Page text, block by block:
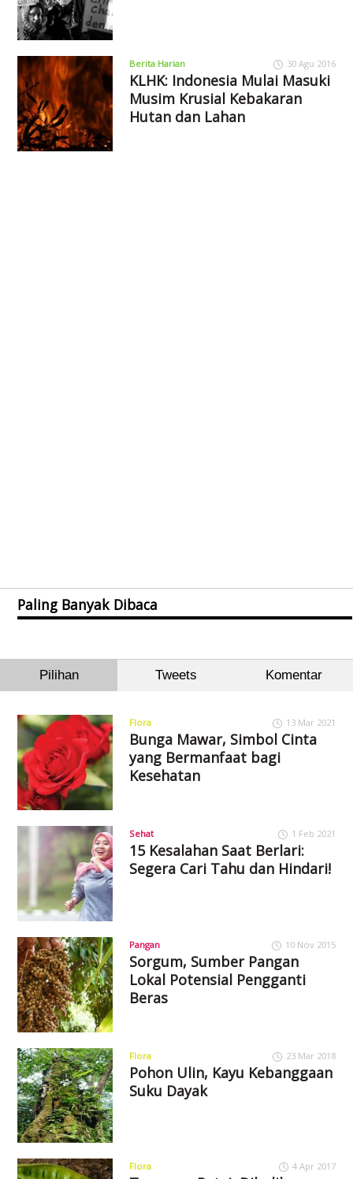
Berita Harian 30 Agu 2016
KLHK: Indonesia Mulai Masuki
Musim Krusial Kebakaran
Hutan dan Lahan
Paling Banyak Dibaca
Pilihan Tweets Komentar
Flora 13 Mar 2021
Bunga Mawar, Simbol Cinta
yang Bermanfaat bagi
Kesehatan
Sehat 1 Feb 2021
15 Kesalahan Saat Berlari:
Segera Cari Tahu dan Hindari!
Pangan 10 Nov 2015
Sorgum, Sumber Pangan
Lokal Potensial Pengganti
Beras
Flora 23 Mar 2018
Pohon Ulin, Kayu Kebanggaan
Suku Dayak
Flora 4 Apr 2017